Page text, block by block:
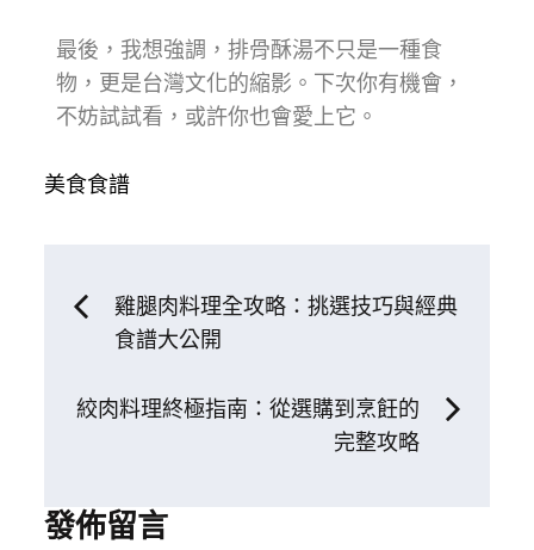
最後，我想強調，排骨酥湯不只是一種食
物，更是台灣文化的縮影。下次你有機會，
不妨試試看，或許你也會愛上它。
美食食譜
文
覽
雞腿肉料理全攻略：挑選技巧與經典
食譜大公開
絞肉料理終極指南：從選購到烹飪的
完整攻略
發佈留言